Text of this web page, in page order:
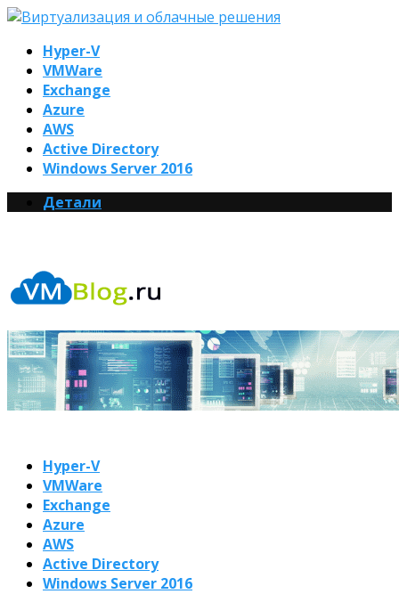
Hyper-V
VMWare
Exchange
Azure
AWS
Active Directory
Windows Server 2016
Детали
Hyper-V
VMWare
Exchange
Azure
AWS
Active Directory
Windows Server 2016